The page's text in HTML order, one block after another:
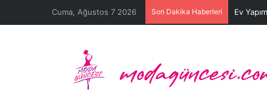
Cuma, Ağustos 7 2026 Son Dakika Haberleri Ev